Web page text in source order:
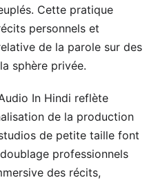
Cette pratique
personnels et
de la parole sur des
sphère privée.
In Hindi reflète
de la production
de petite taille font
professionnels
des récits,